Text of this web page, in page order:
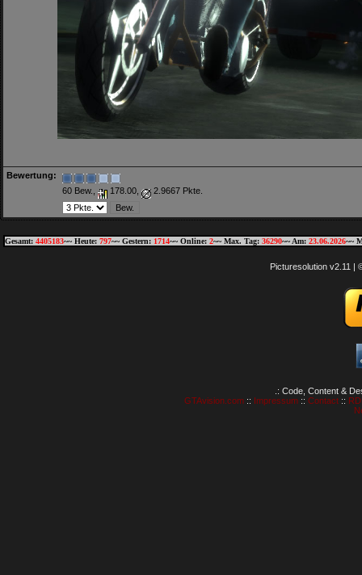
Bewertung:
60 Bew.,
178.00, 2.9667 Pkte.
Gesamt: 4405183~~ Heute: 797~~ Gestern: 1714~~ Online: 2~~ Max. Tag: 36290~~ Am: 23.06.2026~~
Picturesolution v2.11 |
.: Code, Content &
GTAvision.com:: Impressum:: Contact::